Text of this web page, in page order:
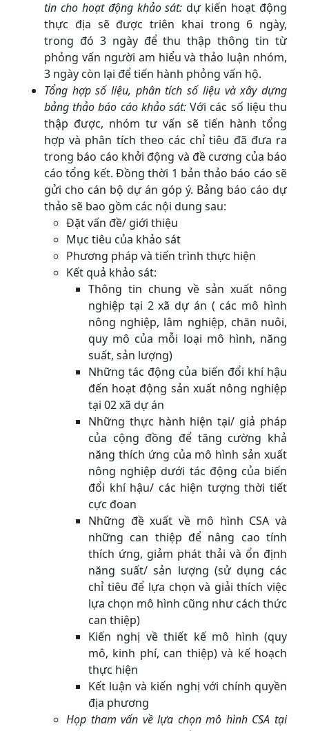
tin cho hoạt động khảo sát:dự kiến hoạt động
thực địa sẽ được triên khai trong 6 ngày,
trong đó 3 ngày để thu thập thông tin từ
phỏng vấn người am hiểu và thảo luận nhóm,
3 ngày còn lại để tiến hành phỏng vấn hộ.
Tổng hợp số liệu, phân tích số liệu và xây dựng
bảng thảo báo cáo khảo sát:Với các số liệu thu
thập được, nhóm tư vấn sẽ tiến hành tổng
hợp và phân tích theo các chỉ tiêu đã đưa ra
trong báo cáo khởi động và đề cương của báo
cáo tổng kết. Đồng thời 1 bản thảo báo cáo sẽ
gửi cho cán bộ dự án góp ý. Bảng báo cáo dự
thảo sẽ bao gồm các nội dung sau:
Đặt vấn đề/ giới thiệu
Mục tiêu của khảo sát
Phương pháp và tiến trình thực hiện
Kết quả khảo sát:
Thông tin chung về sản xuất nông
nghiệp tại 2 xã dự án ( các mô hình
nông nghiệp, lâm nghiệp, chăn nuôi,
quy mô của mỗi loại mô hình, năng
suất, sản lượng)
Những tác động của biến đổi khí hậu
đến hoạt động sản xuất nông nghiệp
tại 02 xã dự án
Những thực hành hiện tại/ giả pháp
của cộng đồng để tăng cường khả
năng thích ứng của mô hình sản xuất
nông nghiệp dưới tác động của biến
đổi khí hậu/ các hiện tượng thời tiết
cực đoan
Những đề xuất về mô hình CSA và
những can thiệp để nâng cao tính
thích ứng, giảm phát thải và ổn định
năng suất/ sản lượng (sử dụng các
chỉ tiêu để lựa chọn và giải thích việc
lựa chọn mô hình cũng như cách thức
can thiệp)
Kiến nghị về thiết kế mô hình (quy
mô, kinh phí, can thiệp) và kế hoạch
thực hiện
Kết luận và kiến nghị với chính quyền
địa phương
Họp tham vấn về lựa chọn mô hình CSA tại